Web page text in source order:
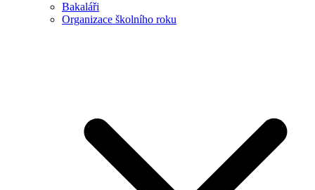
Bakaláři
Organizace školního roku